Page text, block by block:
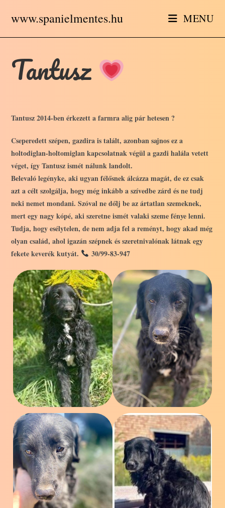
www.spanielmentes.hu MENU
Tantusz
Tantusz 2014-ben érkezett a farmra alig pár hetesen ?
Cseperedett szépen, gazdira is talált, azonban sajnos ez a
holtodiglan-holtomiglan kapcsolatnak végül a gazdi halála vetett
véget, így Tantusz ismét nálunk landolt.
Belevaló legényke, aki ugyan félősnek álcázza magát, de ez csak
azt a célt szolgálja, hogy még inkább a szívedbe zárd és ne tudj
neki nemet mondani. Szóval ne dőlj be az ártatlan szemeknek,
mert egy nagy kópé, aki szeretne ismét valaki szeme fénye lenni.
Tudja, hogy esélytelen, de nem adja fel a reményt, hogy akad még
olyan család, ahol igazán szépnek és szeretnivalónak látnak egy
fekete keverék kutyát.
30/99-83-947